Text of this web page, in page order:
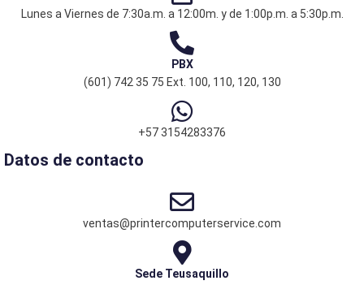
o
r
m
e
Lunes a Viernes de 7:30a.m. a 12:00m. y de 1:00p.m. a 5:30p.m.
PBX
(601) 742 35 75 Ext. 100, 110, 120, 130
+57 3154283376
Datos de contacto
ventas@printercomputerservice.com
Sede Teusaquillo